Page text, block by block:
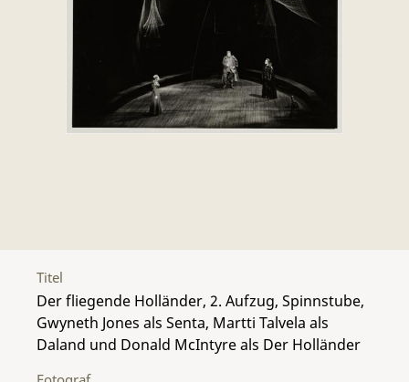
Titel
Der fliegende Holländer, 2. Aufzug, Spinnstube,
Gwyneth Jones als Senta, Martti Talvela als
Daland und Donald McIntyre als Der Holländer